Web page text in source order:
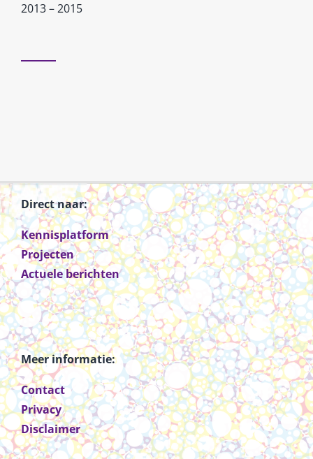
2013 – 2015
Direct naar:
Kennisplatform
Projecten
Actuele berichten
Meer informatie:
Contact
Privacy
Disclaimer